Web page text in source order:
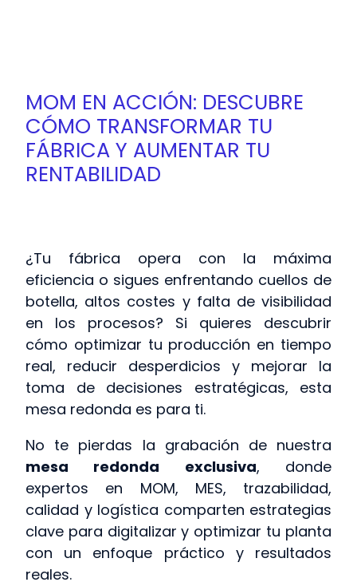
MOM EN ACCIÓN: DESCUBRE
CÓMO TRANSFORMAR TU
FÁBRICA Y AUMENTAR TU
RENTABILIDAD
¿Tu fábrica opera con la máxima
eficiencia o sigues enfrentando cuellos de
botella, altos costes y falta de visibilidad
en los procesos? Si quieres descubrir
cómo optimizar tu producción en tiempo
real, reducir desperdicios y mejorar la
toma de decisiones estratégicas, esta
mesa redonda es para ti.
No te pierdas la grabación de nuestra
mesa redonda exclusiva, donde
expertos en MOM, MES, trazabilidad,
calidad y logística comparten estrategias
clave para digitalizar y optimizar tu planta
con un enfoque práctico y resultados
reales.